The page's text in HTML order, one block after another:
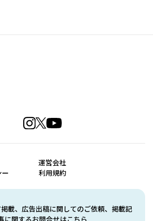
載、広告出稿に関してのご依頼、掲載記
運営会社
ー
利用規約